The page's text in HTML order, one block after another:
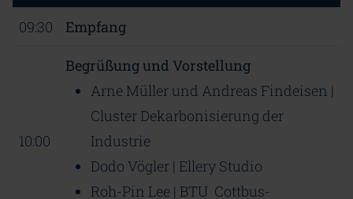
09:30 Empfang
10:00
Begrüßung und Vorstellung
Arne Müller und Andreas Findeisen |
Cluster Dekarbonisierung der
Industrie
Dodo Vögler | Ellery Studio
Roh-Pin Lee | BTU Cottbus-